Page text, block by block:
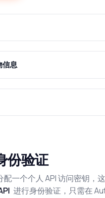
信息
份验证
一个个人 API 访问密钥，
进行身份验证，只需在